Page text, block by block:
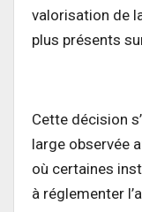
valorisation de
plus présents
Cette décision
large observée
où certaines
à réglementer